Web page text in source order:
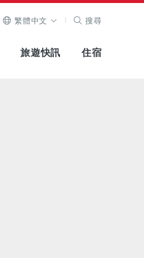
繁體中文 搜尋
旅遊快訊 住宿